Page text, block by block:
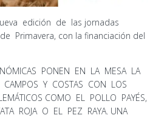
edición de las jornadas
Primavera, con la financiación del
PONEN EN LA MESA LA
CAMPOS Y COSTAS CON LOS
COMO EL POLLO PAYÉS,
ROJA O EL PEZ RAYA. UNA